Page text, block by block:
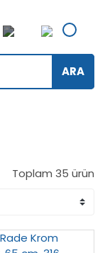
ARA
Toplam 35 ürün